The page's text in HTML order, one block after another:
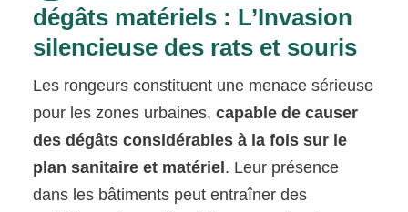
dégâts matériels : L’Invasion
silencieuse des rats et souris
Les rongeurs constituent une menace sérieuse
pour les zones urbaines,capable de causer
des dégâts considérables à la fois sur le
plan sanitaire et matériel . Leur présence
dans les bâtiments peut entraîner des